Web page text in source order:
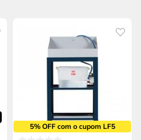
5% OFF com o cupom LF5